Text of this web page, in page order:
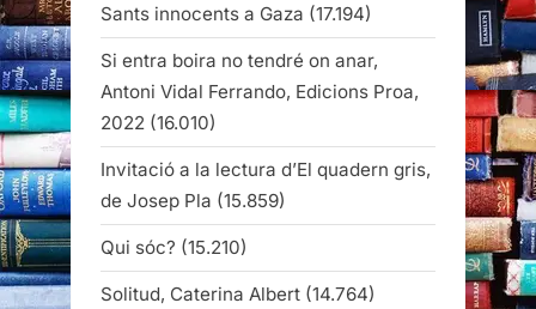
Sants innocents a Gaza (17.194)
Si entra boira no tendré on anar,
Antoni Vidal Ferrando, Edicions Proa,
2022 (16.010)
Invitació a la lectura d’El quadern gris,
de Josep Pla (15.859)
Qui sóc? (15.210)
Solitud, Caterina Albert (14.764)